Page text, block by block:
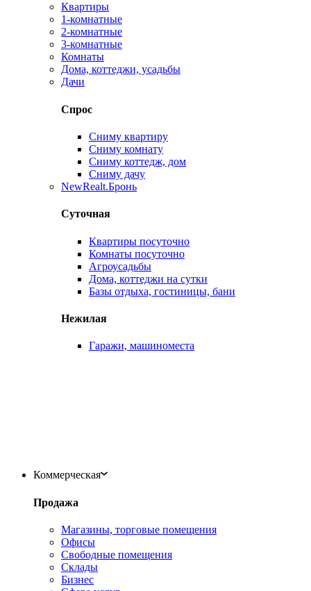
Квартиры
1-комнатные
2-комнатные
3-комнатные
Комнаты
Дома, коттеджи, усадьбы
Дачи
Спрос
Сниму квартиру
Сниму комнату
Сниму коттедж, дом
Сниму дачу
NewRealt.Бронь
Суточная
Квартиры посуточно
Комнаты посуточно
Агроусадьбы
Дома, коттеджи на сутки
Базы отдыха, гостиницы, бани
Нежилая
Гаражи, машиноместа
Коммерческая
Продажа
Магазины, торговые помещения
Офисы
Свободные помещения
Склады
Бизнес